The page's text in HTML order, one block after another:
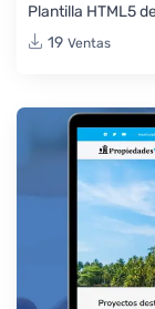
Plantilla HTML5
19 Ventas